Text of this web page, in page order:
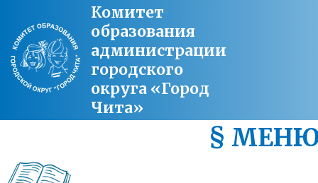
Комитет
образования
администрации
городского
округа «Город
Чита»
§